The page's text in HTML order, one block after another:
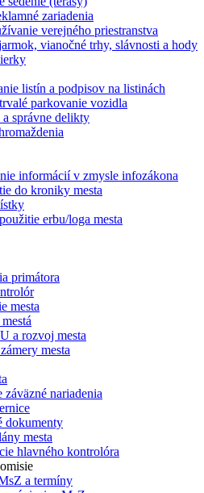
zariadenia
verejného priestranstva
vianočné trhy, slávnosti a hody
listín a podpisov na listinách
parkovanie vozidla
správne delikty
informácií v zmysle infozákona
do kroniky mesta
erbu/loga mesta
primátora
mesta
a rozvoj mesta
mesta
záväzné nariadenia
dokumenty
mesta
hlavného kontrolóra
a termíny